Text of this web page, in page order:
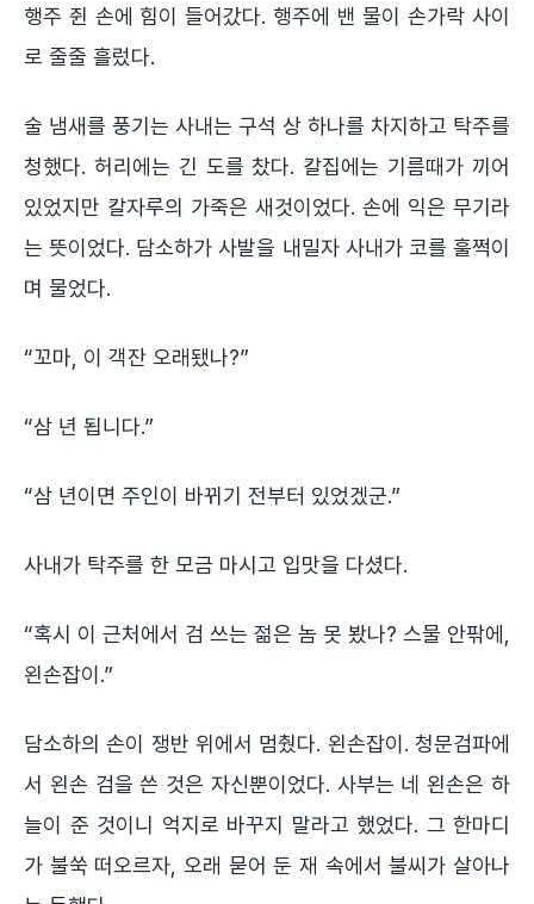
행주 쥔 손에 힘이 들어갔다. 행주에 밴 물이 손가락 사이
로 줄줄 흘렀다.
술 냄새를 풍기는 사내는 구석 상 하나를 차지하고 탁주를
청했다. 허리에는 긴 도를 찼다. 칼집에는 기름때가 끼어
있었지만 칼자루의 가죽은 새것이었다. 손에 익은 무기라
는 뜻이었다. 담소하가 사발을 내밀자 사내가 코를 훌쩍이
며 물었다.
“꼬마, 이 객잔 오래됐나?”
“삼 년 됩니다.”
“삼 년이면 주인이 바뀌기 전부터 있었겠군.”
사내가 탁주를 한 모금 마시고 입맛을 다셨다.
“혹시 이 근처에서 검 쓰는 젊은 놈 못 봤나? 스물 안팎에,
왼손잡이.”
담소하의 손이 쟁반 위에서 멈췄다. 왼손잡이. 청문검파에
서 왼손 검을 쓴 것은 자신뿐이었다. 사부는 네 왼손은 하
늘이 준 것이니 억지로 바꾸지 말라고 했었다. 그 한마디
가 불쑥 떠오르자, 오래 묻어 둔 재 속에서 불씨가 살아나